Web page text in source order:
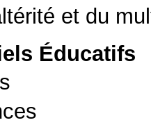
et du
Éducatifs